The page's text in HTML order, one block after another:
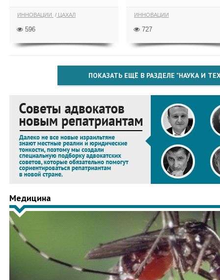
ИННОВАЦИИ ЦАХАЛ
596
ИННОВАЦИИ
727
ПОКАЗАТЬ ЕЩЁ В РАЗДЕЛЕ "НАУКА И
Медицина